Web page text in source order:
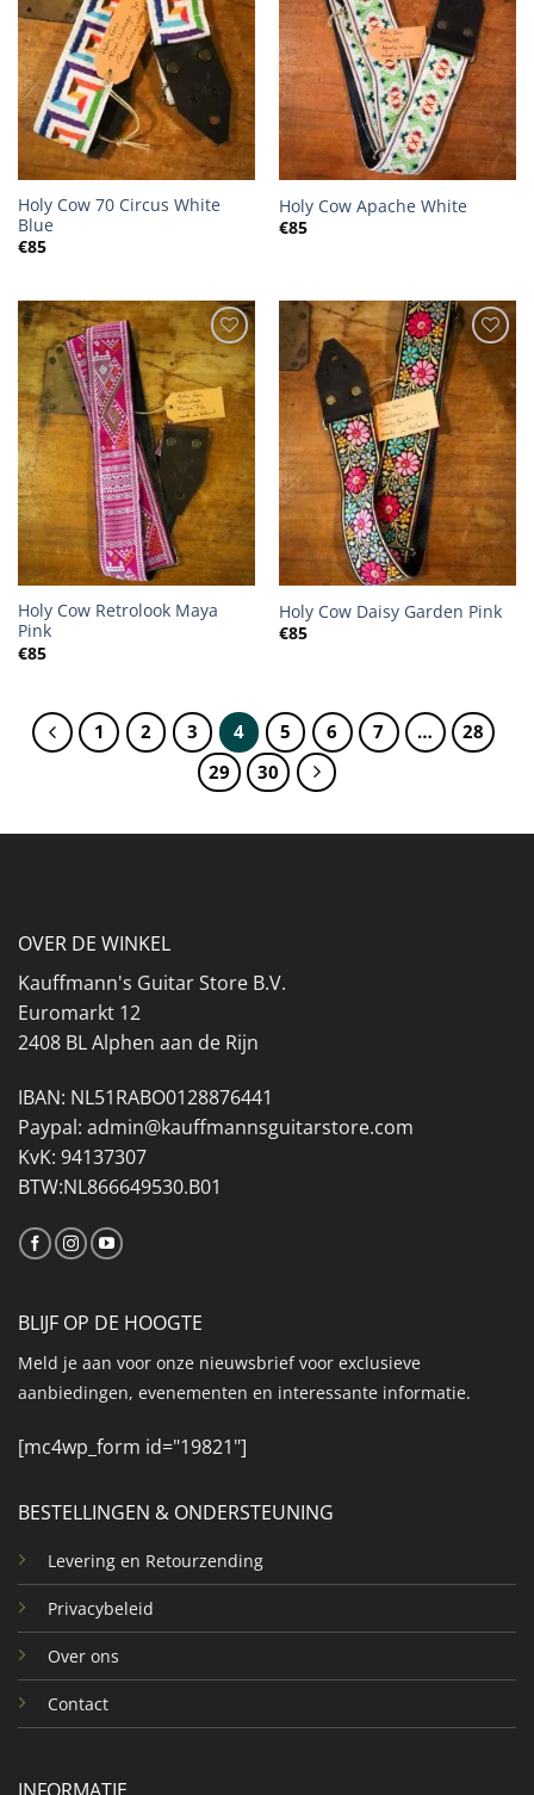
Holy Cow 70 Circus White
Blue
€85
Holy Cow Apache White
€85
Holy Cow Retrolook Maya
Pink
€85
Holy Cow Daisy Garden Pink
€85
1 2 3 4 5 6 7 …
28
29
30
OVER DE WINKEL
Kauffmann's Guitar Store B.V.
Euromarkt 12
2408 BL Alphen aan de Rijn
IBAN: NL51RABO0128876441
Paypal: admin@kauffmannsguitarstore.com
KvK: 94137307
BTW:NL866649530.B01
BESTELLINGEN & ONDERSTEUNING
Levering en Retourzending
Privacybeleid
Over ons
Contact
BLIJF OP DE HOOGTE
Meld je aan voor onze nieuwsbrief voor exclusieve
aanbiedingen, evenementen en interessante informatie.
[mc4wp_form id="19821"]